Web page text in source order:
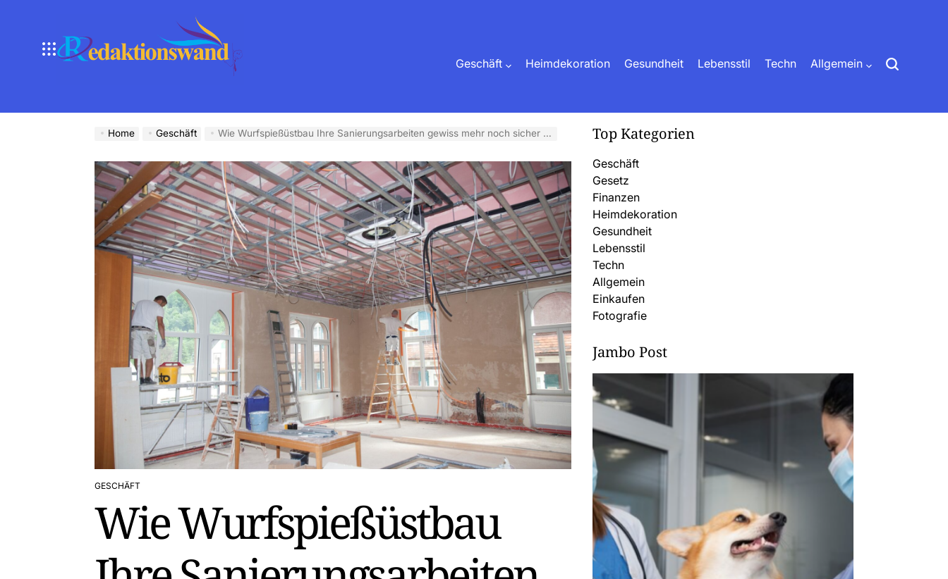
Geschäft
Heimdekoration Gesundheit Lebensstil Techn Allgemein
Home Geschäft Wie Wurfspießüstbau Ihre Sanierungsarbeiten gewiss mehr noch sicher Kraft
POSTED
GESCHÄFT
Wie Wurfspießüstbau
Top Kategorien
Geschäft
Gesetz
Finanzen
Heimdekoration
Gesundheit
Lebensstil
Techn
Allgemein
Einkaufen
Fotografie
Jambo Post